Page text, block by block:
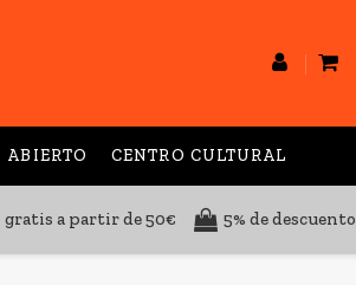
ABIERTO CENTRO CULTURAL
gratis a partir de 50€ 5% de descuento